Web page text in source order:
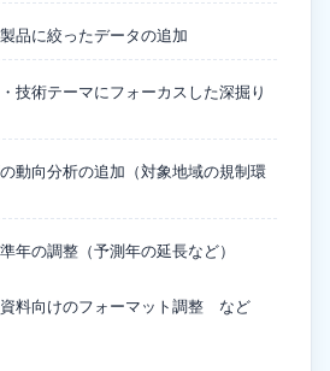
品に絞ったデータの追加
技術テーマにフォーカスした深掘り
動向分析の追加（対象地域の規制環
年の調整（予測年の延長など）
料向けのフォーマット調整 など